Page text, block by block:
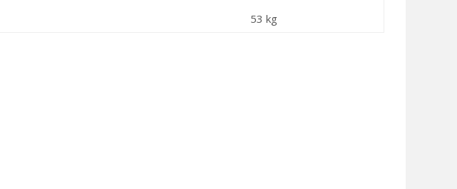
53 kg